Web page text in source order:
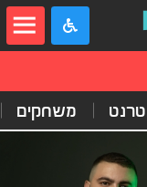
משחקים